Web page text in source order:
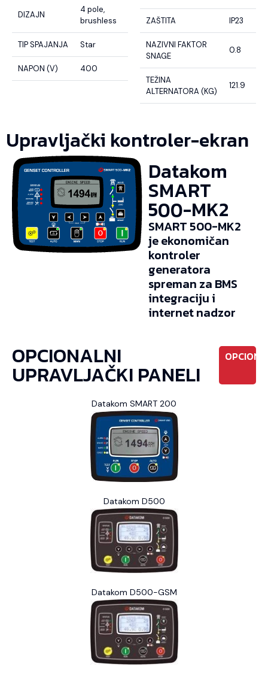
DIZAJN
4 pole,
brushless
TIP SPAJANJA Star
NAPON (V) 400
ZAŠTITA IP23
NAZIVNI FAKTOR
SNAGE
0.8
TEŽINA
ALTERNATORA (KG)
121.9
Upravljački kontroler-ekran
Datakom
SMART
500-MK2
SMART 500-MK2
je ekonomičan
kontroler
generatora
spreman za BMS
integraciju i
internet nadzor
OPCIONALNI
UPRAVLJAČKI PANELI
OPCIONO
Datakom SMART 200
Datakom D500
Datakom D500-GSM